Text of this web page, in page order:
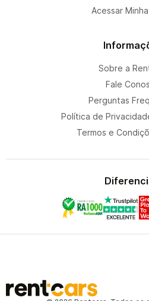
Acessar
Sobre a
Fale
Perguntas
Política de
Termos e